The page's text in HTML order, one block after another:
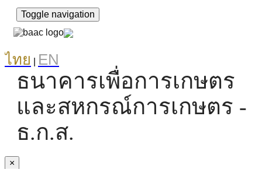
Toggle navigation
ไทย EN
ธนาคารเพื่อการเกษตร
และสหกรณ์การเกษตร -
ธ.ก.ส.
×